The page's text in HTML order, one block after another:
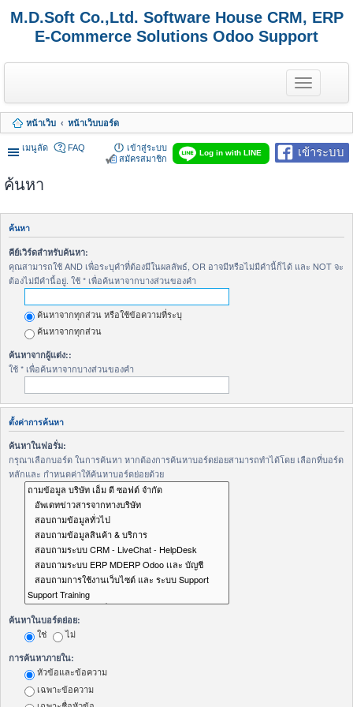
M.D.Soft Co.,Ltd. Software House CRM, ERP
E-Commerce Solutions Odoo Support
T
o
g
l
e
n
a
a
i
หน้าเว็บ หน้าเว็บบอร์ด
เมนูลัด เข้าระบบ
Log in with LINE
FAQ
เข้าสู่ระบบ
สมัครสมาชิก
ค้นหา
ค้นหา
คีย์เวิร์ดสำหรับค้นหา:
คุณสามารถใช้ AND เพื่อระบุคำที่ต้องมีในผลลัพธ์, OR อาจมีหรือไม่มีคำนี้ก็ได้ และ NOT จะ
ต้องไม่มีคำนี้อยู่. ใช้ * เพื่อค้นหาจากบางส่วนของคำ
ค้นหาจากทุกส่วน หรือใช้ข้อความที่ระบุ
ค้นหาจากทุกส่วน
ค้นหาจากผู้แต่ง::
ใช้ * เพื่อค้นหาจากบางส่วนของคำ
ตั้งค่าการค้นหา
ค้นหาในฟอรั่ม:
กรุณาเลือกบอร์ด ในการค้นหา หากต้องการค้นหาบอร์ดย่อยสามารถทำได้โดย เลือกที่บอร์ด
หลักและ กำหนดค่าให้ค้นหาบอร์ดย่อยด้วย
ค้นหาในบอร์ดย่อย:
ใช่ ไม่
การค้นหาภายใน:
หัวข้อและข้อความ
เฉพาะข้อความ